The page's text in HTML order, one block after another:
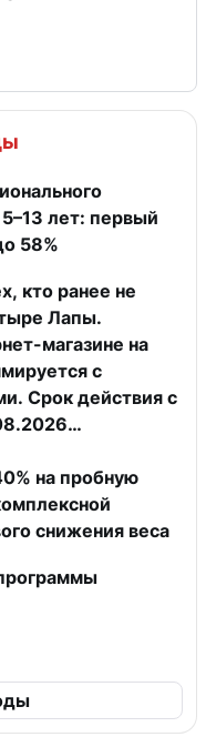
лет: первый
58%
кто ранее не
Лапы.
магазине на
с
Срок действия с
на пробную
снижения веса